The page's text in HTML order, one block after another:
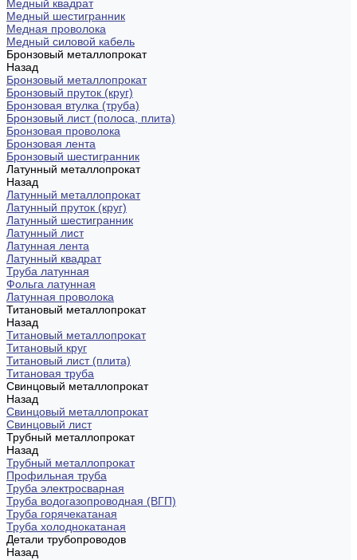
Медный квадрат
Медный шестигранник
Медная проволока
Медный силовой кабель
Бронзовый металлопрокат
Назад
Бронзовый металлопрокат
Бронзовый пруток (круг)
Бронзовая втулка (труба)
Бронзовый лист (полоса, плита)
Бронзовая проволока
Бронзовая лента
Бронзовый шестигранник
Латунный металлопрокат
Назад
Латунный металлопрокат
Латунный пруток (круг)
Латунный шестигранник
Латунный лист
Латунная лента
Латунный квадрат
Труба латунная
Фольга латунная
Латунная проволока
Титановый металлопрокат
Назад
Титановый металлопрокат
Титановый круг
Титановый лист (плита)
Титановая труба
Свинцовый металлопрокат
Назад
Свинцовый металлопрокат
Свинцовый лист
Трубный металлопрокат
Назад
Трубный металлопрокат
Профильная труба
Труба электросварная
Труба водогазопроводная (ВГП)
Труба горячекатаная
Труба холоднокатаная
Детали трубопроводов
Назад